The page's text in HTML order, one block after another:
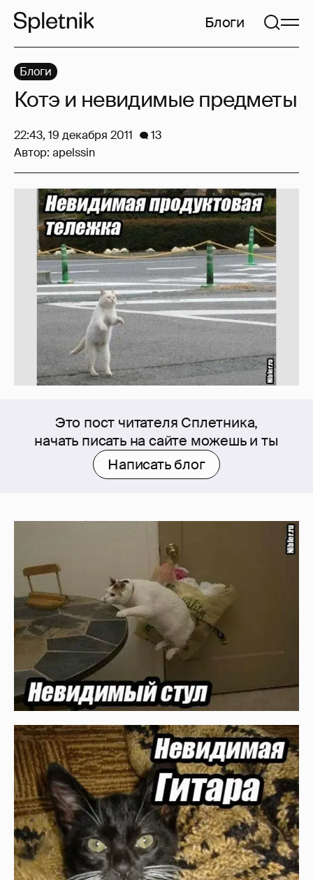
Блоги
Это пост читателя Сплетника,
начать писать на сайте можешь и ты
Написать блог
Блоги
Котэ и невидимые предметы
22:43, 19 декабря 2011
13
Автор: apelssin